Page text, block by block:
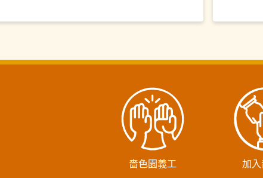
嗇色園義工 加